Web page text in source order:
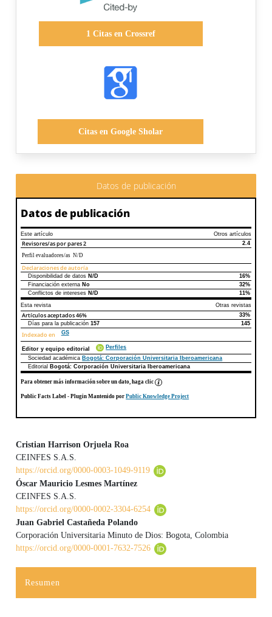
1Citas en Crossref
Citas en Google Sholar
Datos de publicación
Datos de publicación
Este artículo Otros artículos
Revisores/as por pares2
2.4
Perfil evaluadores/as N/D
Declaraciones de autoría
Declaraciones de autoríaEste artículo
Disponibilidad de datos N/D
16%
Financiación externa No
32%
Conflictos de intereses N/D
11%
Esta revista
Otras revistas
Artículos aceptados46%
33%
Días para la publicación157 145
Indexado en GS
Editor y equipo editorial
Perfiles
Sociedad académica Bogotá: Corporación Universitaria Iberoamericana
Editorial
Bogotá: Corporación Universitaria Iberoamericana
Para obtener más información sobre un dato, haga clic
Public Facts Label - Plugin Mantenido porPublic Knowledge Project
Contenido principal del artículo
Cristian Harrison Orjuela Roa
CEINFES S.A.S.
https://orcid.org/0000-0003-1049-9119
Óscar Mauricio Lesmes Martínez
CEINFES S.A.S.
https://orcid.org/0000-0002-3304-6254
Juan Gabriel Castañeda Polando
Corporación Universitaria Minuto de Dios: Bogota, Colombia
https://orcid.org/0000-0001-7632-7526
Resumen